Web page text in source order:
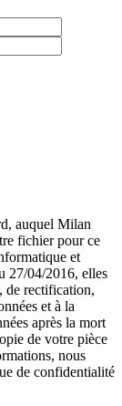
auquel Milan
fichier pour ce
et
27/04/2016, elles
de rectification,
et à la
après la mort
de votre pièce
nous
de confidentialité